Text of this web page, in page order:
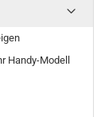
Handy-Modell